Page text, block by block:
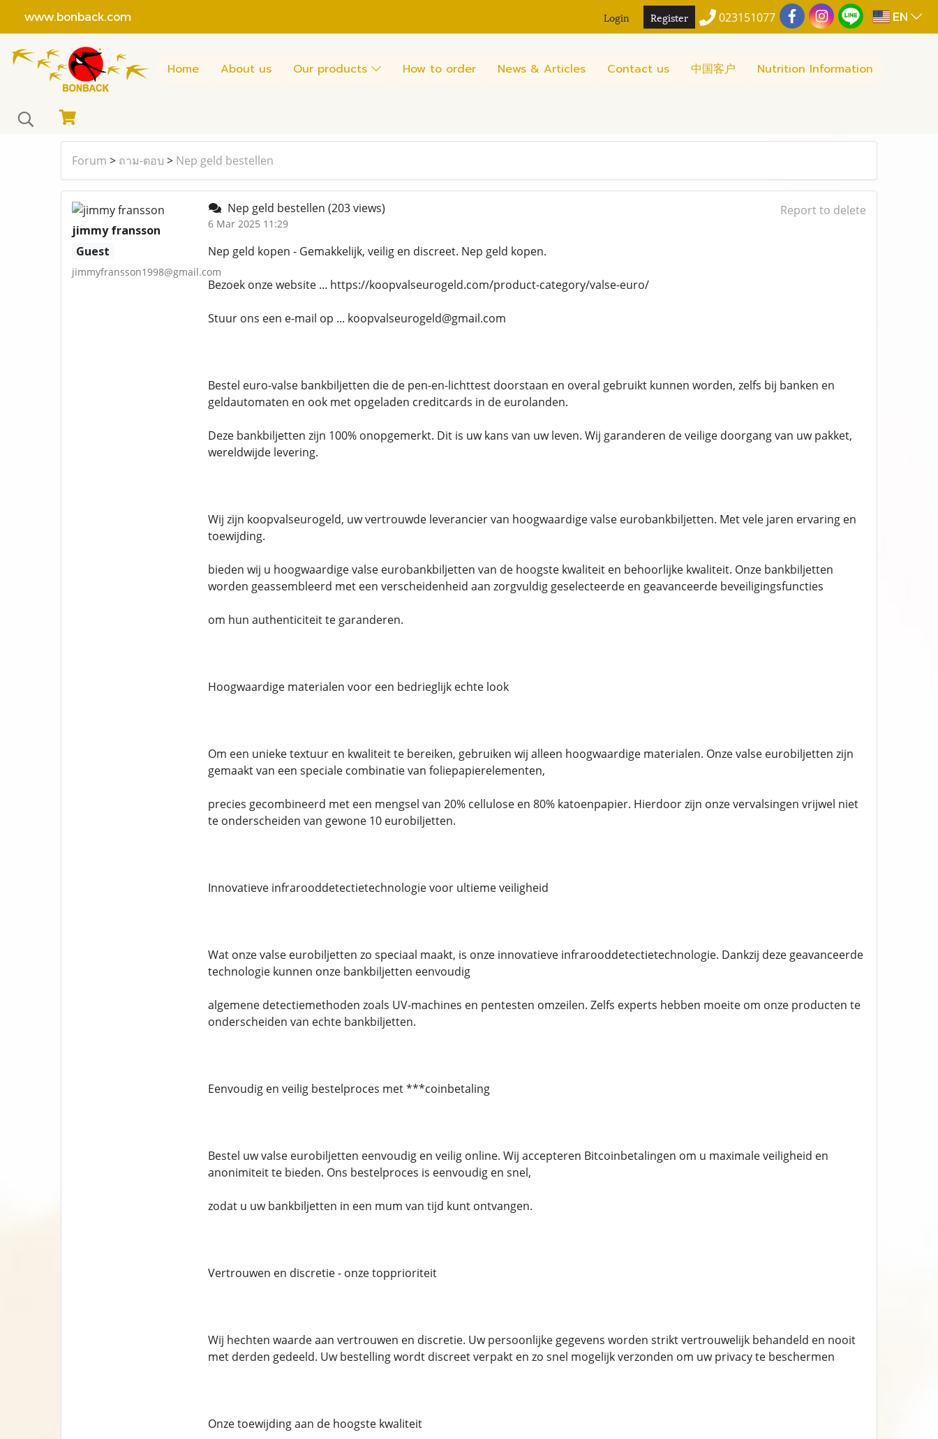
www.bonback.com Login Register 023151077 EN
Home About us Our products How to order News & Articles Contact us 中国客户 Nutrition Information
Forum > ถาม-ตอบ > Nep geld bestellen
jimmy fransson
Guest
jimmyfransson1998@gmail.com
Nep geld bestellen (203 views)
6 Mar 2025 11:29
Report to delete
Nep geld kopen - Gemakkelijk, veilig en discreet. Nep geld kopen.
Bezoek onze website ... https://koopvalseurogeld.com/product-category/valse-euro/
Stuur ons een e-mail op ... koopvalseurogeld@gmail.com
Bestel euro-valse bankbiljetten die de pen-en-lichttest doorstaan ​​en overal gebruikt kunnen worden, zelfs bij banken en
geldautomaten en ook met opgeladen creditcards in de eurolanden.
Deze bankbiljetten zijn 100% onopgemerkt. Dit is uw kans van uw leven. Wij garanderen de veilige doorgang van uw pakket,
wereldwijde levering.
Wij zijn koopvalseurogeld, uw vertrouwde leverancier van hoogwaardige valse eurobankbiljetten. Met vele jaren ervaring en
toewijding.
bieden wij u hoogwaardige valse eurobankbiljetten van de hoogste kwaliteit en behoorlijke kwaliteit. Onze bankbiljetten
worden geassembleerd met een verscheidenheid aan zorgvuldig geselecteerde en geavanceerde beveiligingsfuncties
om hun authenticiteit te garanderen.
Hoogwaardige materialen voor een bedrieglijk echte look
Om een ​​unieke textuur en kwaliteit te bereiken, gebruiken wij alleen hoogwaardige materialen. Onze valse eurobiljetten zijn
gemaakt van een speciale combinatie van foliepapierelementen,
precies gecombineerd met een mengsel van 20% cellulose en 80% katoenpapier. Hierdoor zijn onze vervalsingen vrijwel niet
te onderscheiden van gewone 10 eurobiljetten.
Innovatieve infrarooddetectietechnologie voor ultieme veiligheid
Wat onze valse eurobiljetten zo speciaal maakt, is onze innovatieve infrarooddetectietechnologie. Dankzij deze geavanceerde
technologie kunnen onze bankbiljetten eenvoudig
algemene detectiemethoden zoals UV-machines en pentesten omzeilen. Zelfs experts hebben moeite om onze producten te
onderscheiden van echte bankbiljetten.
Eenvoudig en veilig bestelproces met ***coinbetaling
Bestel uw valse eurobiljetten eenvoudig en veilig online. Wij accepteren Bitcoinbetalingen om u maximale veiligheid en
anonimiteit te bieden. Ons bestelproces is eenvoudig en snel,
zodat u uw bankbiljetten in een mum van tijd kunt ontvangen.
Vertrouwen en discretie - onze topprioriteit
Wij hechten waarde aan vertrouwen en discretie. Uw persoonlijke gegevens worden strikt vertrouwelijk behandeld en nooit
met derden gedeeld. Uw bestelling wordt discreet verpakt en zo snel mogelijk verzonden om uw privacy te beschermen
Onze toewijding aan de hoogste kwaliteit